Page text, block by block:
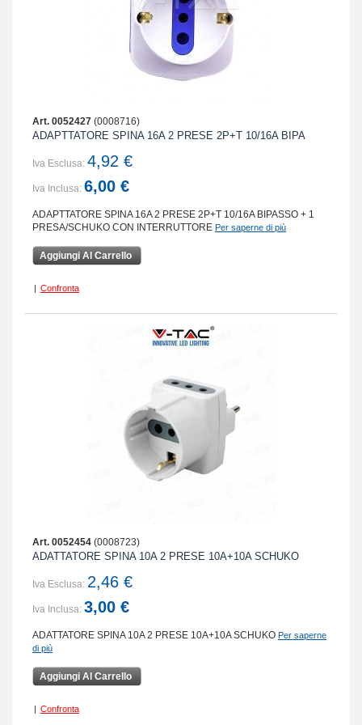
Art. 0052427 (0008716)
ADAPTTATORE SPINA 16A 2 PRESE 2P+T 10/16A BIPA
Iva Esclusa: 4,92 €
Iva Inclusa: 6,00 €
ADAPTTATORE SPINA 16A 2 PRESE 2P+T 10/16A BIPASSO + 1
PRESA/SCHUKO CON INTERRUTTORE Per saperne di più
Aggiungi Al Carrello
| Confronta
Art. 0052454 (0008723)
ADATTATORE SPINA 10A 2 PRESE 10A+10A SCHUKO
Iva Esclusa: 2,46 €
Iva Inclusa: 3,00 €
ADATTATORE SPINA 10A 2 PRESE 10A+10A SCHUKO Per saperne
di più
Aggiungi Al Carrello
| Confronta